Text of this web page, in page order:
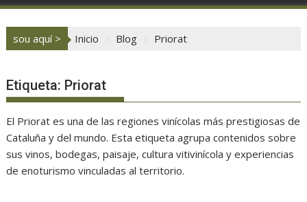
sou aquí > Inicio Blog Priorat
Etiqueta: Priorat
El Priorat es una de las regiones vinícolas más prestigiosas de
Cataluña y del mundo. Esta etiqueta agrupa contenidos sobre
sus vinos, bodegas, paisaje, cultura vitivinícola y experiencias
de enoturismo vinculadas al territorio.